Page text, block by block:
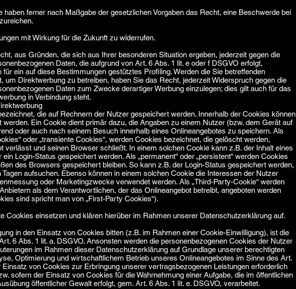
haben ferner nach Maßgabe der gesetzlichen Vorgaben das Recht, eine Beschwerde bei
mit Wirkung für die Zukunft zu widerrufen.
aus Gründen, die sich aus Ihrer besonderen Situation ergeben, jederzeit gegen die
Daten, die aufgrund von Art. 6 Abs. 1 lit. e oder f DSGVO erfolgt,
ein auf diese Bestimmungen gestütztes Profiling. Werden die Sie betreffenden
um Direktwerbung zu betreiben, haben Sie das Recht, jederzeit Widerspruch gegen die
Daten zum Zwecke derartiger Werbung einzulegen; dies gilt auch für das
in Verbindung steht.
die auf Rechnern der Nutzer gespeichert werden. Innerhalb der Cookies können
Ein Cookie dient primär dazu, die Angaben zu einem Nutzer (bzw. dem Gerät auf
oder auch nach seinem Besuch innerhalb eines Onlineangebotes zu speichern. Als
oder „transiente Cookies“, werden Cookies bezeichnet, die gelöscht werden,
verlässt und seinen Browser schließt. In einem solchen Cookie kann z.B. der Inhalt eines
Login-Status gespeichert werden. Als „permanent“ oder „persistent“ werden Cookies
des Browsers gespeichert bleiben. So kann z.B. der Login-Status gespeichert werden,
aufsuchen. Ebenso können in einem solchen Cookie die Interessen der Nutzer
oder Marketingzwecke verwendet werden. Als „Third-Party-Cookie“ werden
als dem Verantwortlichen, der das Onlineangebot betreibt, angeboten werden
sind spricht man von „First-Party Cookies“).
Cookies einsetzen und klären hierüber im Rahmen unserer Datenschutzerklärung auf.
in den Einsatz von Cookies bitten (z.B. im Rahmen einer Cookie-Einwilligung), ist die
6 Abs. 1 lit. a. DSGVO. Ansonsten werden die personenbezogenen Cookies der Nutzer
im Rahmen dieser Datenschutzerklärung auf Grundlage unserer berechtigten
Optimierung und wirtschaftlichem Betrieb unseres Onlineangebotes im Sinne des Art.
von Cookies zur Erbringung unserer vertragsbezogenen Leistungen erforderlich
sofern der Einsatz von Cookies für die Wahrnehmung einer Aufgabe, die im öffentlichen
öffentlicher Gewalt erfolgt, gem. Art. 6 Abs. 1 lit. e. DSGVO, verarbeitet.